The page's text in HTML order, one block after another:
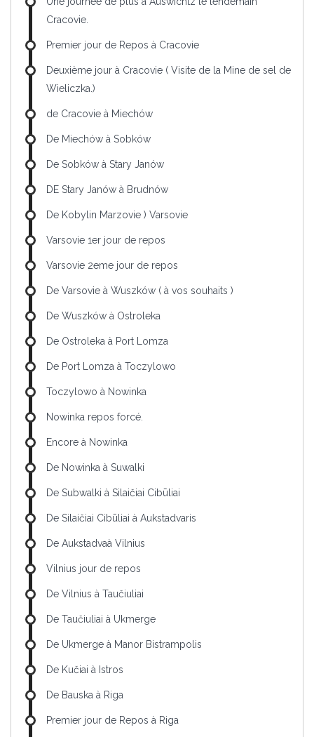
Cracovie.
Premier jour de Repos à Cracovie
Deuxième jour à Cracovie ( Visite de la Mine de sel de
Wieliczka.)
de Cracovie à Miechów
De Miechów à Sobków
De Sobków à Stary Janów
DE Stary Janów à Brudnów
De Kobylin Marzovie ) Varsovie
Varsovie 1er jour de repos
Varsovie 2eme jour de repos
De Varsovie à Wuszków ( à vos souhaits )
De Wuszków à Ostroleka
De Ostroleka à Port Lomza
De Port Lomza à Toczylowo
Toczylowo à Nowinka
Nowinka repos forcé.
Encore à Nowinka
De Nowinka à Suwalki
De Subwalki à Silaičiai Cibūliai
De Silaičiai Cibūliai à Aukstadvaris
De Aukstadvaà Vilnius
Vilnius jour de repos
De Vilnius à Taučiuliai
De Taučiuliai à Ukmerge
De Ukmerge à Manor Bistrampolis
De Kučiai à Istros
De Bauska à Riga
Premier jour de Repos à Riga